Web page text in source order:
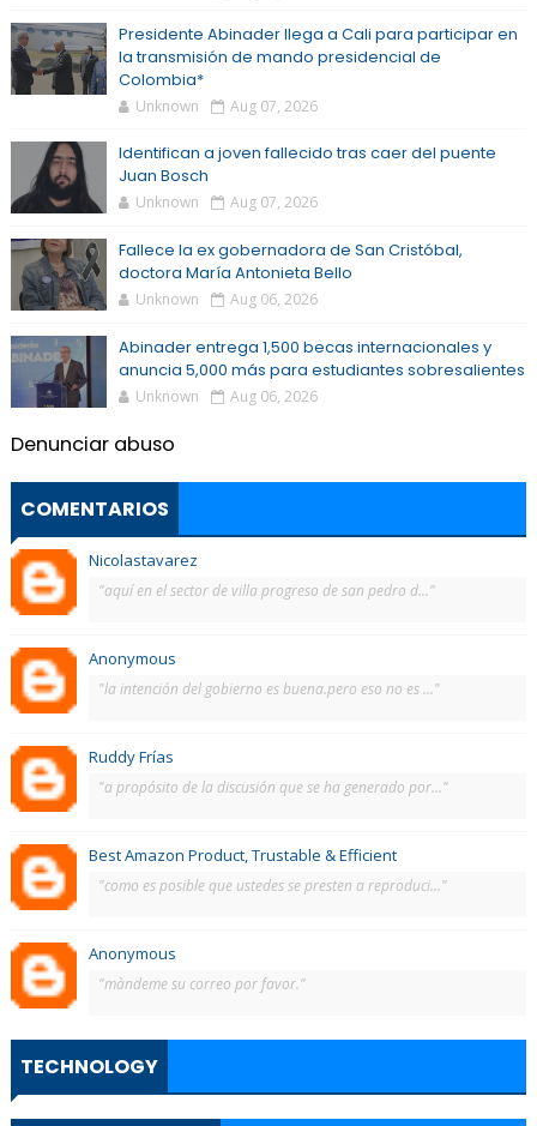
Presidente Abinader llega a Cali para participar en
la transmisión de mando presidencial de
Colombia*
Unknown Aug 07, 2026
Identifican a joven fallecido tras caer del puente
Juan Bosch
Unknown Aug 07, 2026
Fallece la ex gobernadora de San Cristóbal,
doctora María Antonieta Bello
Unknown Aug 06, 2026
Abinader entrega 1,500 becas internacionales y
anuncia 5,000 más para estudiantes sobresalientes
Unknown Aug 06, 2026
Denunciar abuso
COMENTARIOS
Nicolastavarez
"aquí en el sector de villa progreso de san pedro d..."
Anonymous
"la intención del gobierno es buena.pero eso no es ..."
Ruddy Frías
"a propósito de la discusión que se ha generado por..."
Best Amazon Product, Trustable & Efficient
"como es posible que ustedes se presten a reproduci..."
Anonymous
"màndeme su correo por favor."
TECHNOLOGY